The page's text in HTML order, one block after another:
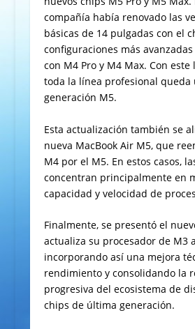
compañía había renovado las
básicas de 14 pulgadas con el
configuraciones más
con M4 Pro y M4 Max. Con este
toda la línea profesional queda
generación M5.
Esta actualización también se
nueva MacBook Air M5, que
M4 por el M5. En estos casos,
concentran principalmente en
capacidad y velocidad de
Finalmente, se presentó el
actualiza su procesador de M3
incorporando así una mejora
rendimiento y consolidando la
progresiva del ecosistema de
chips de última generación.